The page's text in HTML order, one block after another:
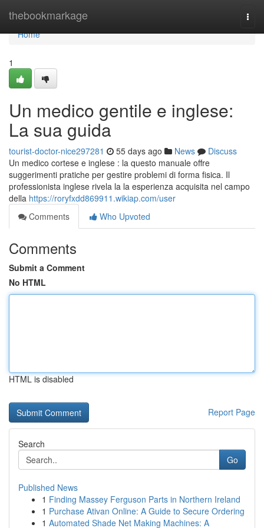
thebookmarkage
Home
Home
1
Un medico gentile e inglese:
La sua guida
tourist-doctor-nice297281 55 days ago News
Discuss
Un medico cortese e inglese : la questo manuale offre
suggerimenti pratiche per gestire problemi di forma fisica. Il
professionista inglese rivela la la esperienza acquisita nel campo
della https://roryfxdd869911.wikiap.com/user
Comments
Who Upvoted
Comments
Submit a Comment
No HTML
HTML is disabled
Report Page
Search
Go
Published News
1 Finding Massey Ferguson Parts in Northern Ireland
1 Purchase Ativan Online: A Guide to Secure Ordering
1 Automated Shade Net Making Machines: A